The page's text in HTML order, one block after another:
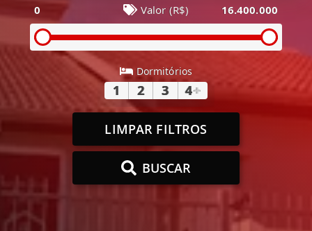
0 Valor (R$) 16.400.000
Dormitórios
1 2 3 4+
LIMPAR FILTROS
BUSCAR